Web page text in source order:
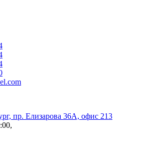
пр. Елизарова 36А, офис 213